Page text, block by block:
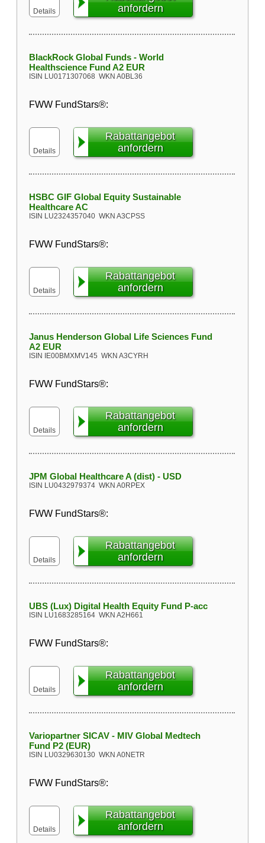
Details
anfordern
BlackRock Global Funds - World
Healthscience Fund A2 EUR
ISIN LU0171307068 WKN A0BL36
FWW FundStars®:
Details
Rabattangebot
anfordern
HSBC GIF Global Equity Sustainable
Healthcare AC
ISIN LU2324357040 WKN A3CPSS
FWW FundStars®:
Details
Rabattangebot
anfordern
Janus Henderson Global Life Sciences Fund
A2 EUR
ISIN IE00BMXMV145 WKN A3CYRH
FWW FundStars®:
Details
Rabattangebot
anfordern
JPM Global Healthcare A (dist) - USD
ISIN LU0432979374 WKN A0RPEX
FWW FundStars®:
Details
Rabattangebot
anfordern
UBS (Lux) Digital Health Equity Fund P-acc
ISIN LU1683285164 WKN A2H661
FWW FundStars®:
Details
Rabattangebot
anfordern
Variopartner SICAV - MIV Global Medtech
Fund P2 (EUR)
ISIN LU0329630130 WKN A0NETR
FWW FundStars®:
Details
Rabattangebot
anfordern